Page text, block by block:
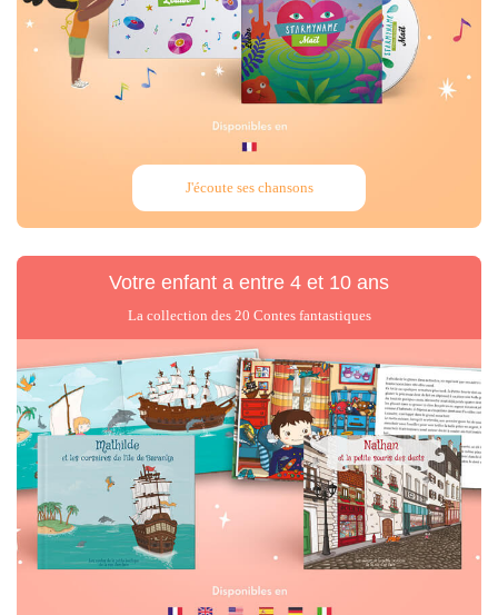
J'écoute ses chansons
Votre enfant a entre 4 et 10 ans
La collection des 20 Contes fantastiques